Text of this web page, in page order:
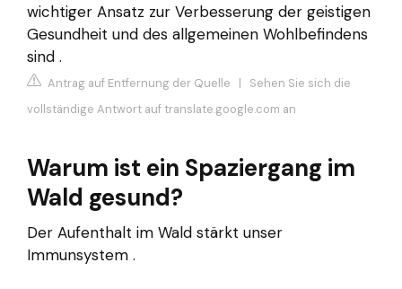
wichtiger Ansatz zur Verbesserung der geistigen
Gesundheit und des allgemeinen Wohlbefindens
sind .
Antrag auf Entfernung der Quelle | Sehen Sie sich die
vollständige Antwort auf translate.google.com an
Warum ist ein Spaziergang im
Wald gesund?
Der Aufenthalt im Wald stärkt unser
Immunsystem .